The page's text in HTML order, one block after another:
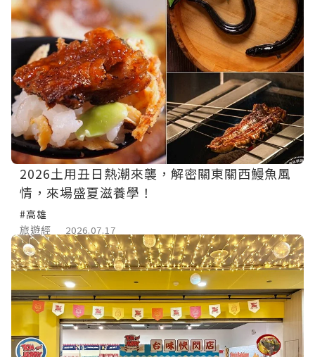
2026土用丑日熱潮來襲，解密關東關西鰻魚風
情，來場盛夏滋養學！
#高雄
旅遊經
2026.07.17